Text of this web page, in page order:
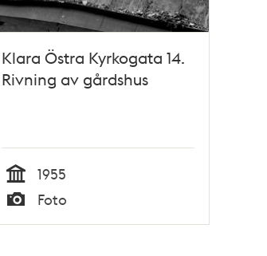
Klara Östra Kyrkogata 14.
Rivning av gårdshus
Tid
1955
Typ
Foto